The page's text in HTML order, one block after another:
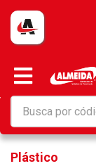
Plástico